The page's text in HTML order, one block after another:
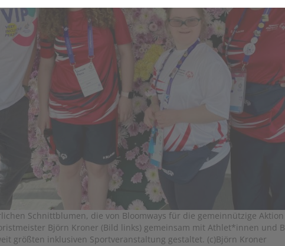
Abständen anonymisierte Daten und Statistiken, um unsere
verwenden wir beispielsweise, um die Entwicklung von
Seitenbesucher nachvollziehen zu können.
die Bedienung unserer Seiten zu erleichtern. So können wir
oder Webseiten-Einstellungen temporär speichern und Ihnen diese
zur Verfügung stellen.
um Ihnen Inhalte anzuzeigen, die relevanter für Sie
die genau auf Ihr bisheriges Suchverhalten zugeschnitten
Schnittblumen, die von Bloomways für die gemeinnützige
Björn Kroner (Bild links) gemeinsam mit Athlet*innen und
größten inklusiven Sportveranstaltung gestaltet. (c)Björn Kroner